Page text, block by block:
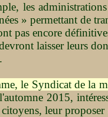
les
» permettant de
pas encore
laisser leurs
le Syndicat de la
2015,
leur